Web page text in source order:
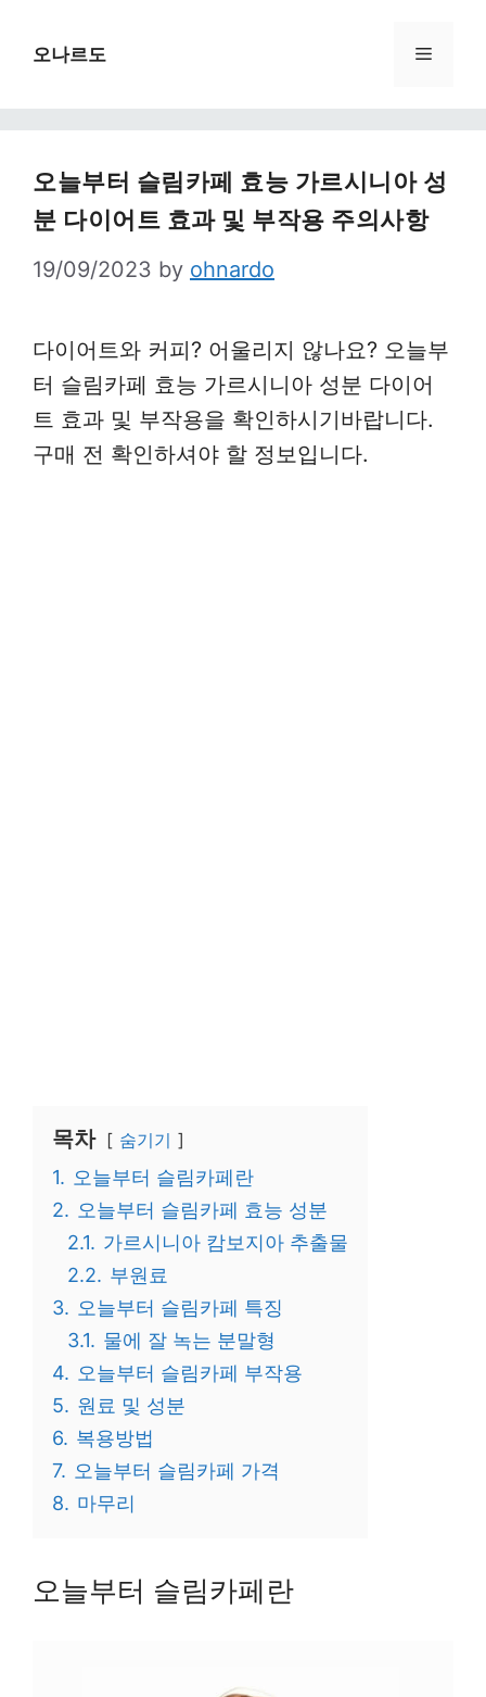
오나르도 Menu
오늘부터 슬림카페 효능 가르시니아 성
분 다이어트 효과 및 부작용 주의사항
19/09/2023 by ohnardo
다이어트와 커피? 어울리지 않나요? 오늘부
터 슬림카페 효능 가르시니아 성분 다이어
트 효과 및 부작용을 확인하시기바랍니다.
구매 전 확인하셔야 할 정보입니다.
목차 숨기기
1. 오늘부터 슬림카페란
2. 오늘부터 슬림카페 효능 성분
2.1. 가르시니아 캄보지아 추출물
2.2. 부원료
3. 오늘부터 슬림카페 특징
3.1. 물에 잘 녹는 분말형
4. 오늘부터 슬림카페 부작용
5. 원료 및 성분
6. 복용방법
7. 오늘부터 슬림카페 가격
8. 마무리
오늘부터 슬림카페란